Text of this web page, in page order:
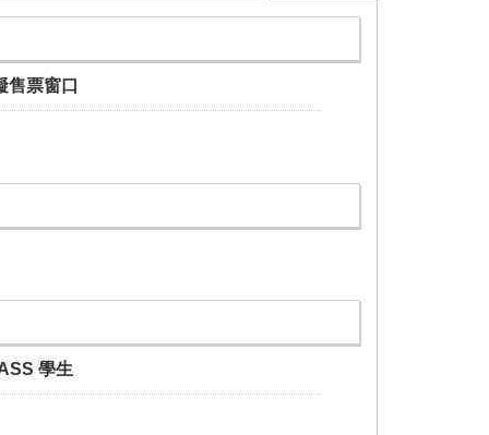
售票窗口
學生